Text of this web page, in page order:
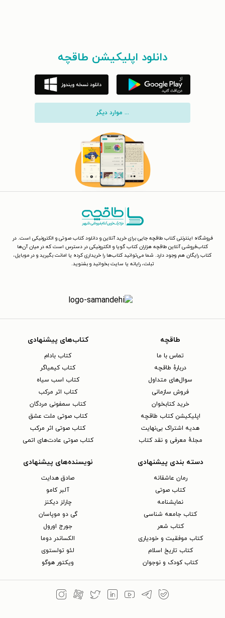
دانلود اپلیکیشن طاقچه
... موارد دیگر
فروشگاه اینترنتی کتاب طاقچه جایی برای خرید آنلاین و دانلود کتاب صوتی و الکترونیکی است. در
کتاب‌فروشی آنلاین طاقچه هزاران کتاب گویا و الکترونیکی در دسترس است که در میان آن‌ها
کتاب رایگان هم وجود دارد. شما می‌توانید کتاب‌ها را خریداری کرده یا امانت بگیرید و در موبایل،
تبلت، رایانه یا سایت بخوانید و بشنوید.
طاقچه
تماس با ما
دربارهٔ طاقچه
سوال‌های متداول
فروش سازمانی
خرید کتابخوان
اپلیکیشن کتاب طاقچه
هدیه اشتراک بی‌نهایت
مجلهٔ معرفی و نقد کتاب
کتاب‌های پیشنهادی
کتاب بادام
کتاب کیمیاگر
کتاب اسب سیاه
کتاب اثر مرکب
کتاب سمفونی مردگان
کتاب صوتی ملت عشق
کتاب صوتی اثر مرکب
کتاب صوتی عادت‌های اتمی
دسته بندی پیشنهادی
رمان عاشقانه
کتاب‌ صوتی
نمایشنامه
کتاب جامعه شناسی
کتاب شعر
کتاب موفقیت و خودیاری
کتاب تاریخ اسلام
کتاب کودک و نوجوان
نویسنده‌های پیشنهادی
صادق هدایت
آلبر کامو
چارلز دیکنز
گی دو موپاسان
جورج اورول
الکساندر دوما
لئو تولستوی
ویکتور هوگو